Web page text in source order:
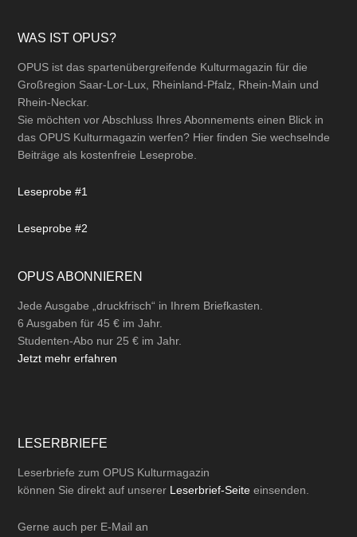
Footer
WAS IST OPUS?
OPUS ist das spartenübergreifende Kulturmagazin für die
Großregion Saar-Lor-Lux, Rheinland-Pfalz, Rhein-Main und
Rhein-Neckar.
Sie möchten vor Abschluss Ihres Abonnements einen Blick in
das OPUS Kulturmagazin werfen? Hier finden Sie wechselnde
Beiträge als kostenfreie Leseprobe.
Leseprobe #1
Leseprobe #2
OPUS ABONNIEREN
Jede Ausgabe „druckfrisch“ in Ihrem Briefkasten.
6 Ausgaben für 45 € im Jahr.
Studenten-Abo nur 25 € im Jahr.
Jetzt mehr erfahren
LESERBRIEFE
Leserbriefe zum OPUS Kulturmagazin
können Sie direkt auf unserer Leserbrief-Seite einsenden.
Gerne auch per E-Mail an